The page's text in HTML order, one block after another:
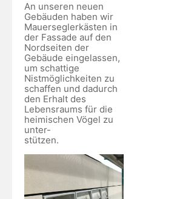
An unseren neuen
Gebäuden haben wir
Mauerseglerkästen in
der Fassade auf den
Nordseiten der
Gebäude eingelassen,
um schattige
Nistmöglichkeiten zu
schaffen und dadurch
den Erhalt des
Lebensraums für die
heimischen Vögel zu
unter-
stützen.